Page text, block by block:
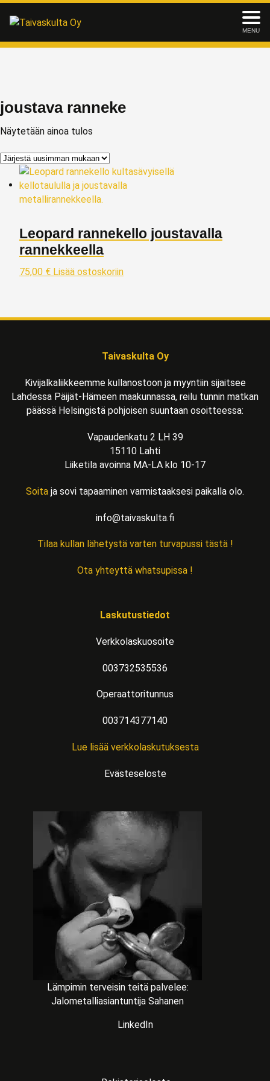
MENU
joustava ranneke
Näytetään ainoa tulos
Leopard rannekello joustavalla
rannekkeella
75,00 € Lisää ostoskoriin
Taivaskulta Oy
Kivijalkaliikkeemme kullanostoon ja myyntiin sijaitsee
Lahdessa Päijät-Hämeen maakunnassa, reilu tunnin matkan
päässä Helsingistä pohjoisen suuntaan osoitteessa:
Vapaudenkatu 2 LH 39
15110 Lahti
Liiketila avoinna MA-LA klo 10-17
Soita ja sovi tapaaminen varmistaaksesi paikalla olo.
info@taivaskulta.fi
Tilaa kullan lähetystä varten turvapussi tästä !
Ota yhteyttä whatsupissa !
Laskutustiedot
Verkkolaskuosoite
003732535536
Operaattoritunnus
003714377140
Lue lisää verkkolaskutuksesta
Evästeseloste
Lämpimin terveisin teitä palvelee:
Jalometalliasiantuntija Sahanen
LinkedIn